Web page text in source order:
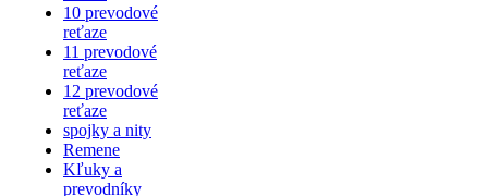
10 prevodové
reťaze
11 prevodové
reťaze
12 prevodové
reťaze
spojky a nity
Remene
Kľuky a
prevodníky